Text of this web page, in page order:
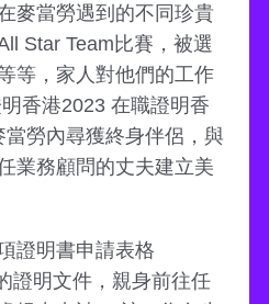
麥當勞遇到的不同珍貴
Star Team比賽，被選
等，家人對他們的工作
香港2023 在職證明香
勞內尋獲終身伴侶，與
業務顧問的丈夫建立美
證明書申請表格
證明文件，親身前往任